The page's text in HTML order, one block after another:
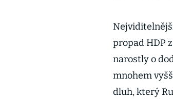
propad HDP
narostly o
mnohem
dluh, který